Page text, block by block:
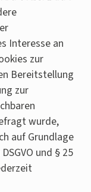
Interesse an
zur
Bereitstellung
zur
wurde,
auf Grundlage
und § 25